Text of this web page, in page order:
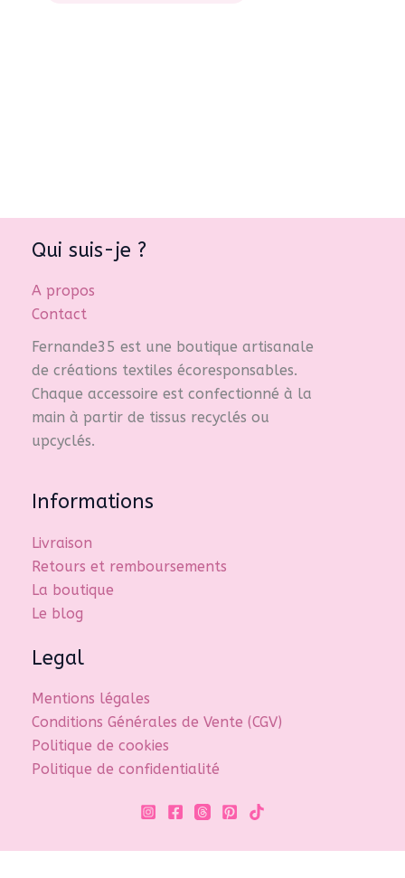
Qui suis-je ?
A propos
Contact
Fernande35 est une boutique artisanale
de créations textiles écoresponsables.
Chaque accessoire est confectionné à la
main à partir de tissus recyclés ou
upcyclés.
Informations
Livraison
Retours et remboursements
La boutique
Le blog
Legal
Mentions légales
Conditions Générales de Vente (CGV)
Politique de cookies
Politique de confidentialité